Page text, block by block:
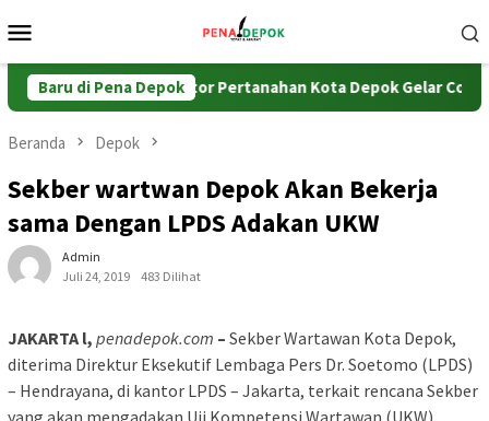
ke
Mobile
Baru di Pena Depok
BPHTB Kantor Pertanahan Kota Depok Gelar Coffee
Beranda Depok
Sekber wartwan Depok Akan Bekerja
sama Dengan LPDS Adakan UKW
Admin
Juli 24, 2019
483 Dilihat
JAKARTA l, penadepok.com – Sekber Wartawan Kota Depok,
diterima Direktur Eksekutif Lembaga Pers Dr. Soetomo (LPDS)
– Hendrayana, di kantor LPDS – Jakarta, terkait rencana Sekber